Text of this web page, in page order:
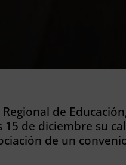
de
15 de diciembre su
de un